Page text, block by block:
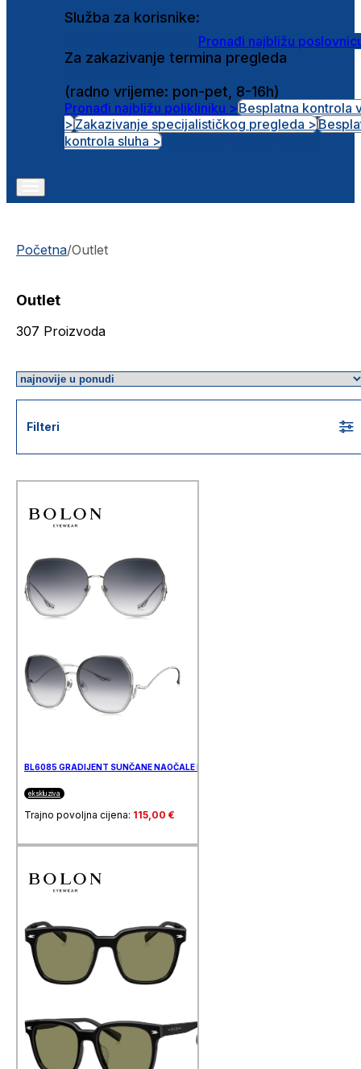
Služba za korisnike:
Pronađi najbližu
Za zakazivanje termina pregleda
(radno vrijeme: pon-pet, 8-16h)
Pronađi najbližu polikliniku >Besplatna kontrola
>Zakazivanje specijalističkog pregleda >
kontrola sluha >
Početna/Outlet
Outlet
307 Proizvoda
Filteri
BL6085 GRADIJENT SUNČANE NAOČALE BOLON
ekskluziva
Trajno povoljna cijena: 115,00 €